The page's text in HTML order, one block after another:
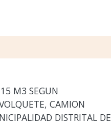
M3 SEGUN
CAMION
DISTRITAL DE